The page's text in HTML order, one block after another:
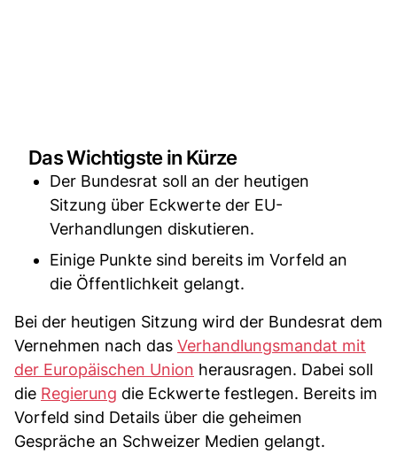
Das Wichtigste in Kürze
Der Bundesrat soll an der heutigen
Sitzung über Eckwerte der EU-
Verhandlungen diskutieren.
Einige Punkte sind bereits im Vorfeld an
die Öffentlichkeit gelangt.
Bei der heutigen Sitzung wird der Bundesrat dem
Vernehmen nach das Verhandlungsmandat mit
der Europäischen Union herausragen. Dabei soll
die Regierung die Eckwerte festlegen. Bereits im
Vorfeld sind Details über die geheimen
Gespräche an Schweizer Medien gelangt.